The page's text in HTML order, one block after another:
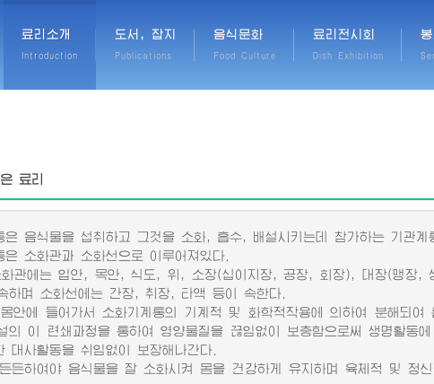
료리소개
Introduction
도서, 잡지
Publications
음식문화
Food Culture
료리전시회
Dish Exhibition
료리
음식물을 섭취하고 그것을 소화, 흡수, 배설시키는데 참가하는 기관계
소화관과 소화선으로 이루어져있다.
에는 입안, 목안, 식도, 위, 소장(십이지장, 공장, 회장), 대장(맹장,
하며 소화선에는 간장, 취장, 타액 등이 속한다.
에 들어가서 소화기계통의 기계적 및 화학적작용에 의하여 분해되여
의 이 련쇄과정을 통하여 영양물질을 끊임없이 보충함으로써 생명활동
대사활동을 쉬임없이 보장해나간다.
하여야 음식물을 잘 소화시켜 몸을 건강하게 유지하며 육체적 및 정신